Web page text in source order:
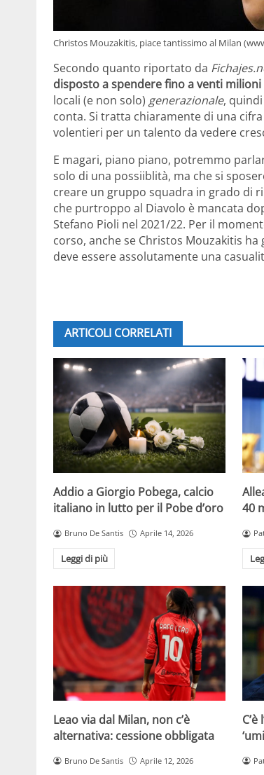
Christos Mouzakitis, piace tantissimo al Milan
Secondo quanto riportato da
disposto a spendere fino a venti
locali (e non solo) generazionale,
conta. Si tratta chiaramente di una
volentieri per un talento da vedere
E magari, piano piano, potremmo
solo di una possiiblità, ma che si
creare un gruppo squadra in grado di
che purtroppo al Diavolo è mancata
Stefano Pioli nel 2021/22. Per il
corso, anche se Christos Mouzakitis
deve essere assolutamente una
ARTICOLI CORRELATI
Addio a Giorgio Pobega, calcio
italiano in lutto per il Pobe d’oro
Bruno De Santis Aprile 14, 2026
Leggi di più
40
Leao via dal Milan, non c’è
alternativa: cessione obbligata
Bruno De Santis Aprile 12, 2026